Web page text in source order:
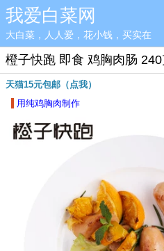
我爱白菜网
大白菜，人人爱，花小钱，买实在
橙子快跑 即食 鸡胸肉肠
天猫15元包邮（点我）
用纯鸡胸肉制作